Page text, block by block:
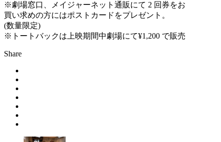
※劇場窓口、メイジャーネット通販にて 2 回券をお
買い求めの方にはポストカードをプレゼント。
(数量限定)
※トートバックは上映期間中劇場にて¥1,200 で販売
Share